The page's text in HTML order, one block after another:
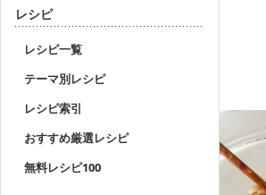
レシピ
レシピ一覧
テーマ別レシピ
レシピ索引
おすすめ厳選レシピ
無料レシピ100